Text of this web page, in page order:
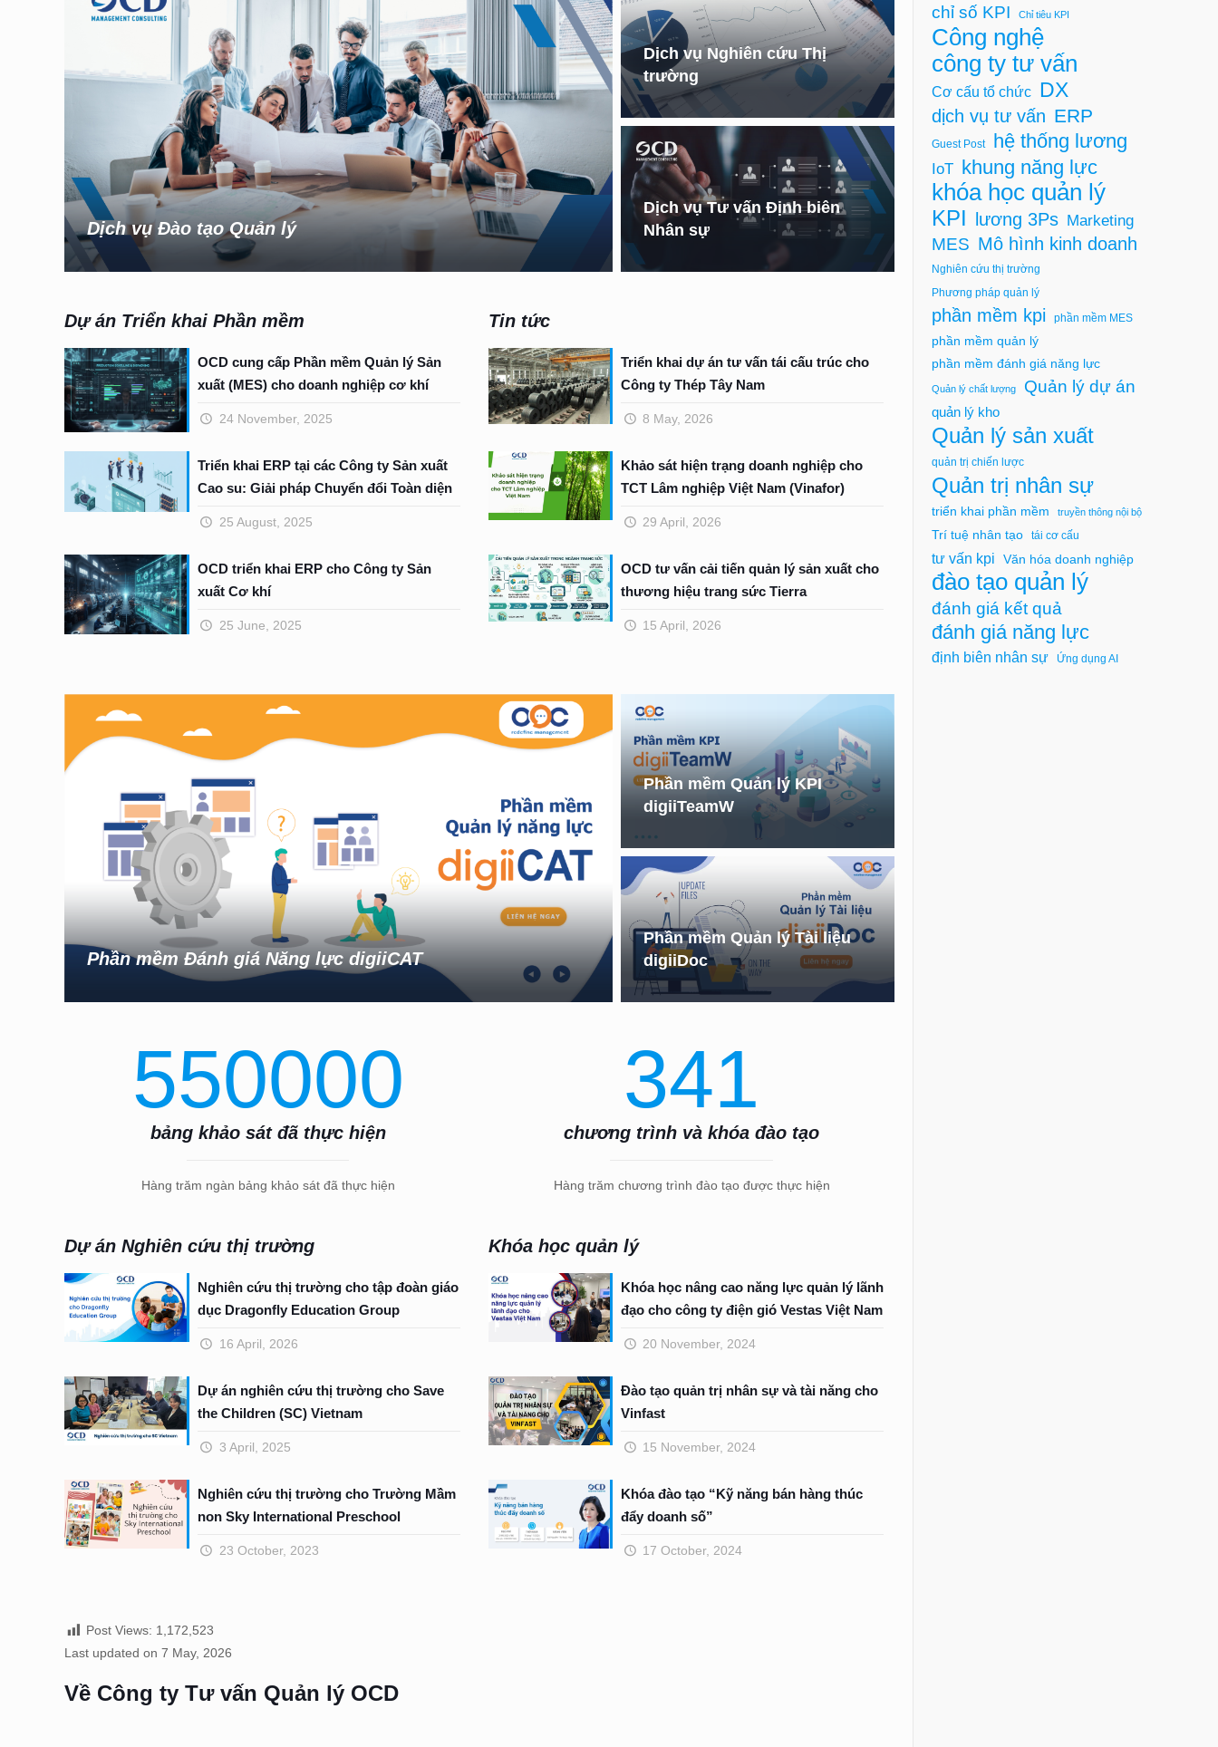
Dịch vụ Đào tạo Quản lý
Dịch vụ Nghiên cứu Thị
trường
Dịch vụ Tư vấn Định biên
Nhân sự
Dự án Triển khai Phần mềm
OCD cung cấp Phần mềm Quản lý Sản
xuất (MES) cho doanh nghiệp cơ khí
24 November, 2025
Triển khai ERP tại các Công ty Sản xuất
Cao su: Giải pháp Chuyển đổi Toàn diện
25 August, 2025
OCD triển khai ERP cho Công ty Sản
xuất Cơ khí
25 June, 2025
Tin tức
Triển khai dự án tư vấn tái cấu trúc cho
Công ty Thép Tây Nam
8 May, 2026
Khảo sát hiện trạng doanh nghiệp cho
TCT Lâm nghiệp Việt Nam (Vinafor)
29 April, 2026
OCD tư vấn cải tiến quản lý sản xuất cho
thương hiệu trang sức Tierra
15 April, 2026
Phần mềm Đánh giá Năng lực digiiCAT
Phần mềm Quản lý KPI
digiiTeamW
Phần mềm Quản lý Tài liệu
digiiDoc
550000
bảng khảo sát đã thực hiện
Hàng trăm ngàn bảng khảo sát đã thực hiện
341
chương trình và khóa đào tạo
Hàng trăm chương trình đào tạo được thực hiện
Dự án Nghiên cứu thị trường
Nghiên cứu thị trường cho tập đoàn giáo
dục Dragonfly Education Group
16 April, 2026
Dự án nghiên cứu thị trường cho Save
the Children (SC) Vietnam
3 April, 2025
Nghiên cứu thị trường cho Trường Mầm
non Sky International Preschool
23 October, 2023
Khóa học quản lý
Khóa học nâng cao năng lực quản lý lãnh
đạo cho công ty điện gió Vestas Việt Nam
20 November, 2024
Đào tạo quản trị nhân sự và tài năng cho
Vinfast
15 November, 2024
Khóa đào tạo “Kỹ năng bán hàng thúc
đẩy doanh số”
17 October, 2024
Post Views: 1,172,523
Last updated on 7 May, 2026
Về Công ty Tư vấn Quản lý OCD
chỉ số KPI Chỉ tiêu KPI
Công nghệ
công ty tư vấn
Cơ cấu tổ chức DX
dịch vụ tư vấn ERP
Guest Post hệ thống lương
IoT khung năng lực
khóa học quản lý
KPI lương 3Ps Marketing
MES Mô hình kinh doanh
Nghiên cứu thị trường
Phương pháp quản lý
phần mềm kpi phần mềm MES
phần mềm quản lý
phần mềm đánh giá năng lực
Quản lý chất lượng Quản lý dự án
quản lý kho
Quản lý sản xuất
quản trị chiến lược
Quản trị nhân sự
triển khai phần mềm truyền thông nội bộ
Trí tuệ nhân tạo tái cơ cấu
tư vấn kpi Văn hóa doanh nghiệp
đào tạo quản lý
đánh giá kết quả
đánh giá năng lực
định biên nhân sự Ứng dụng AI